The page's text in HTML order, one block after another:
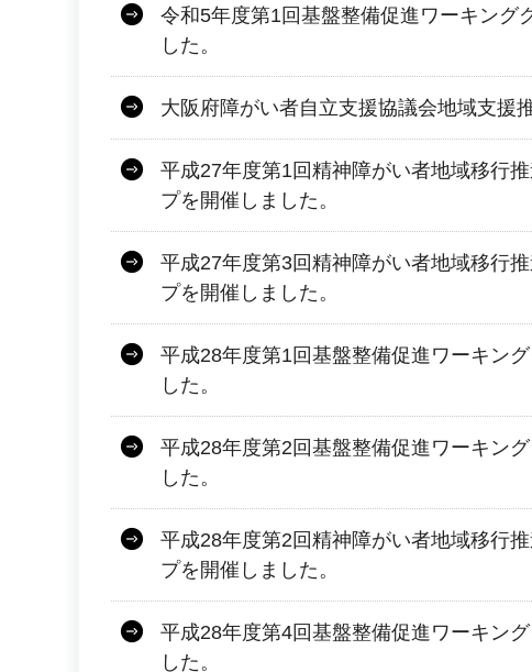
令和5年度第1回基盤整備促進ワーキング
した。
大阪府障がい者自立支援協議会地域支援
平成27年度第1回精神障がい者地域移行
プを開催しました。
平成27年度第3回精神障がい者地域移行
プを開催しました。
平成28年度第1回基盤整備促進ワーキン
した。
平成28年度第2回基盤整備促進ワーキン
した。
平成28年度第2回精神障がい者地域移行
プを開催しました。
平成28年度第4回基盤整備促進ワーキン
した。